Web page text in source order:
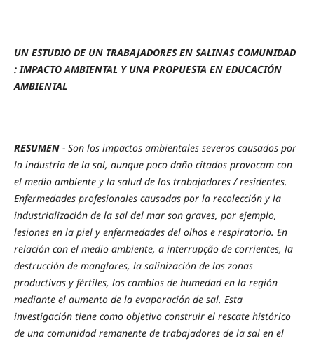
UN ESTUDIO DE UN TRABAJADORES EN SALINAS COMUNIDAD
: IMPACTO AMBIENTAL Y UNA PROPUESTA EN EDUCACIÓN
AMBIENTAL
RESUMEN- Son los impactos ambientales severos causados por
la industria de la sal, aunque poco daño citados provocam con
el medio ambiente y la salud de los trabajadores / residentes.
Enfermedades profesionales causadas por la recolección y la
industrialización de la sal del mar son graves, por ejemplo,
lesiones en la piel y enfermedades del olhos e respiratorio. En
relación con el medio ambiente, a interrupção de corrientes, la
destrucción de manglares, la salinización de las zonas
productivas y fértiles, los cambios de humedad en la región
mediante el aumento de la evaporación de sal. Esta
investigación tiene como objetivo construir el rescate histórico
de una comunidad remanente de trabajadores de la sal en el